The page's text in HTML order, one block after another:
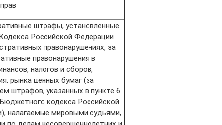
штрафы, установленные
Российской Федерации
правонарушениях, за
правонарушения в
налогов и сборов,
рынка ценных бумаг (за
штрафов, указанных в пункте 6
кодекса Российской
налагаемые мировыми судьями,